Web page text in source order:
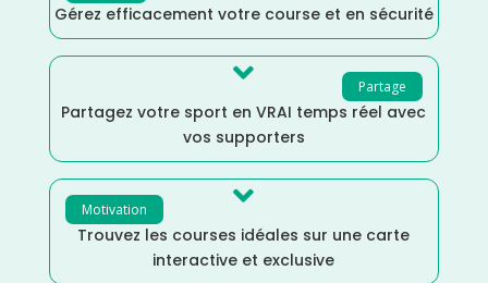
Gérez efficacement votre course et en sécurité
Partage

Partagez votre sport en VRAI temps réel avec
vos supporters
Motivation 
Trouvez les courses idéales sur une carte
interactive et exclusive